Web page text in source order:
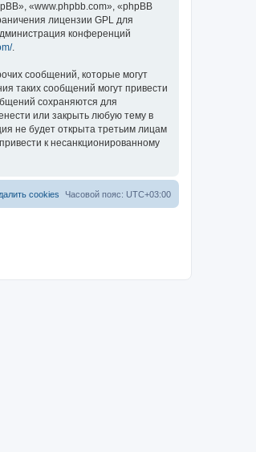
«www.phpbb.com», «phpBB
лицензии GPL для
конференций
.
сообщений, которые могут
таких сообщений могут привести
сохраняются для
или закрыть любую тему в
не будет открыта третьим лицам
к несанкционированному
Часовой пояс: UTC+03:00
cookies